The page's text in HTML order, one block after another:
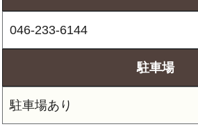
046-233-6144
駐車場
駐車場あり